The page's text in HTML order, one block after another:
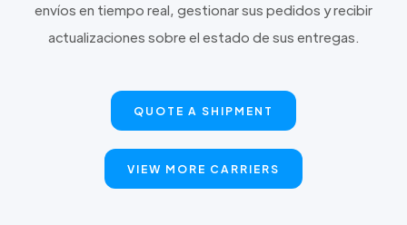
envíos en tiempo real, gestionar sus pedidos y recibir
actualizaciones sobre el estado de sus entregas.
QUOTE A SHIPMENT
VIEW MORE CARRIERS